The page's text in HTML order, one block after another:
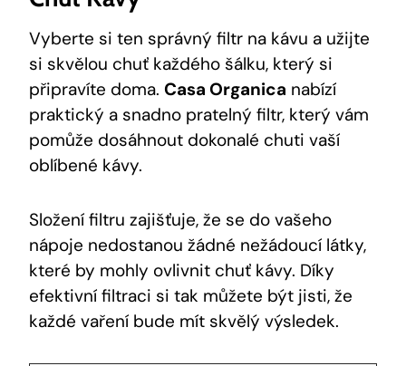
Vyberte si ten správný filtr na kávu a užijte
si skvělou chuť každého šálku, který si
připravíte doma. Casa Organica nabízí
praktický a snadno pratelný filtr, který vám
pomůže dosáhnout dokonalé chuti vaší
oblíbené kávy.
Složení filtru zajišťuje, že se do vašeho
nápoje nedostanou žádné nežádoucí látky,
které by mohly ovlivnit chuť kávy. Díky
efektivní filtraci si tak můžete být jisti, že
každé vaření bude mít skvělý výsledek.